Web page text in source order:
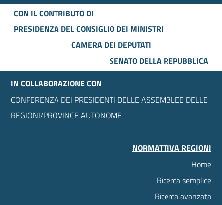
CON IL CONTRIBUTO DI
PRESIDENZA DEL CONSIGLIO DEI MINISTRI
CAMERA DEI DEPUTATI
SENATO DELLA REPUBBLICA
IN COLLABORAZIONE CON
CONFERENZA DEI PRESIDENTI DELLE ASSEMBLEE DELLE
REGIONI/PROVINCE AUTONOME
NORMATTIVA REGIONI
Home
Ricerca semplice
Ricerca avanzata